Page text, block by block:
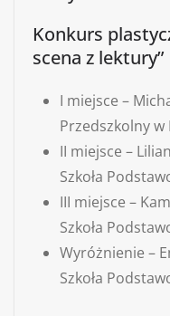
Konkurs
scena z lektury”
I miejsce –
Przedszkolny w
II miejsce –
Szkoła
III miejsce –
Szkoła
Wyróżnienie –
Szkoła